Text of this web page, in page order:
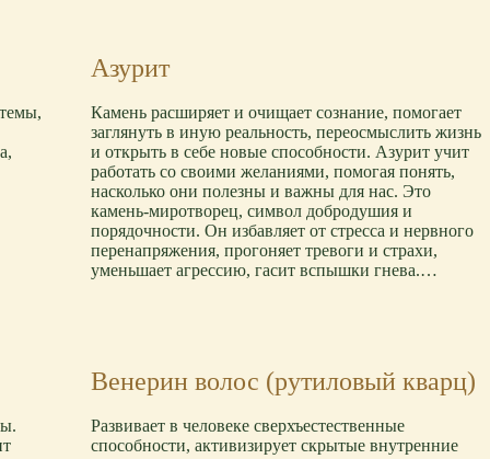
Азурит
Камень расширяет и очищает сознание, помогает
заглянуть в иную реальность, переосмыслить жизнь
и открыть в себе новые способности. Азурит учит
работать со своими желаниями, помогая понять,
насколько они полезны и важны для нас. Это
камень-миротворец, символ добродушия и
порядочности. Он избавляет от стресса и нервного
перенапряжения, прогоняет тревоги и страхи,
уменьшает агрессию, гасит вспышки гнева.…
Венерин волос (рутиловый кварц)
Развивает в человеке сверхъестественные
способности, активизирует скрытые внутренние